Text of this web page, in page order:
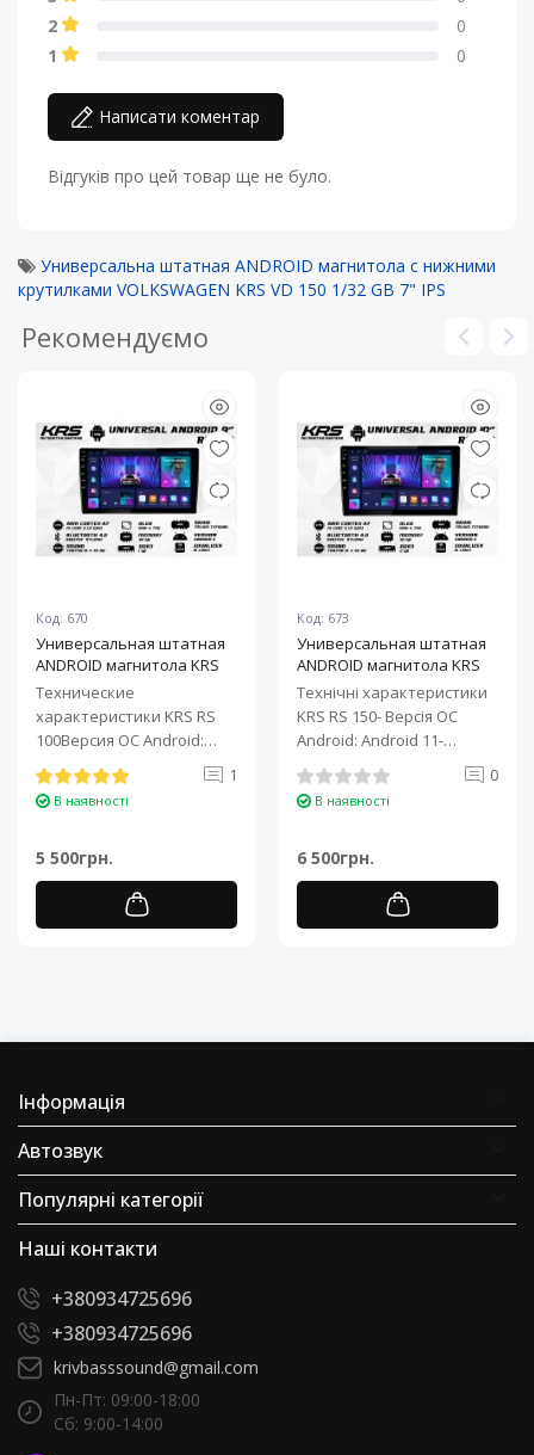
2
0
1
0
Написати коментар
Відгуків про цей товар ще не було.
Универсальна штатная ANDROID магнитола с нижними
крутилками VOLKSWAGEN KRS VD 150 1/32 GB 7" IPS
Рекомендуємо
Код: 670
Универсальная штатная
ANDROID магнитола KRS
RS 100 9" 1/32 GB
Технические
характеристики KRS RS
100Версия ОС Android:
Android 11Процессор: 4-
ядерный ARM Cortex-A7..
1
В наявності
5 500грн.
Код: 673
Универсальная штатная
ANDROID магнитола KRS
RS 150 10" 2/32 GB
Технічні характеристики
KRS RS 150- Версія ОС
Android: Android 11-
Процесор: 4-ядерний ARM
Cortex-A7..
0
В наявності
6 500грн.
Інформація
Автозвук
Популярні категорії
Наші контакти
+380934725696
+380934725696
krivbasssound@gmail.com
Пн-Пт: 09:00-18:00
Сб: 9:00-14:00